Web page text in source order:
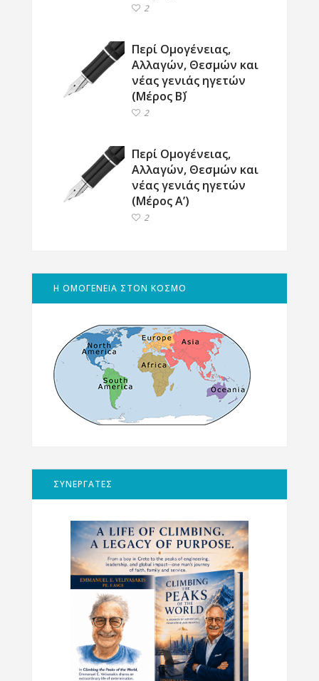
2
Περί Ομογένειας,
Αλλαγών, Θεσμών και
νέας γενιάς ηγετών
(Μέρος Β΄)
2
Περί Ομογένειας,
Αλλαγών, Θεσμών και
νέας γενιάς ηγετών
(Μέρος Α’)
2
Η ΟΜΟΓΕΝΕΙΑ ΣΤΟΝ ΚΟΣΜΟ
ΣΥΝΕΡΓΑΤΕΣ